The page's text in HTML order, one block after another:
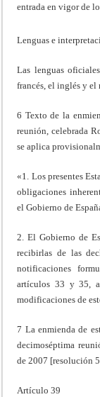
entrada en vigor de
Lenguas e
Las lenguas
francés, el inglés y el
6 Texto de la
reunión, celebrada
se aplica
«1. Los presentes
obligaciones
el Gobierno de
2. El Gobierno de
recibirlas de las
notificaciones
artículos 33 y 35,
modificaciones de
7 La enmienda de
decimoséptima
de 2007 [resolución
Artículo 39